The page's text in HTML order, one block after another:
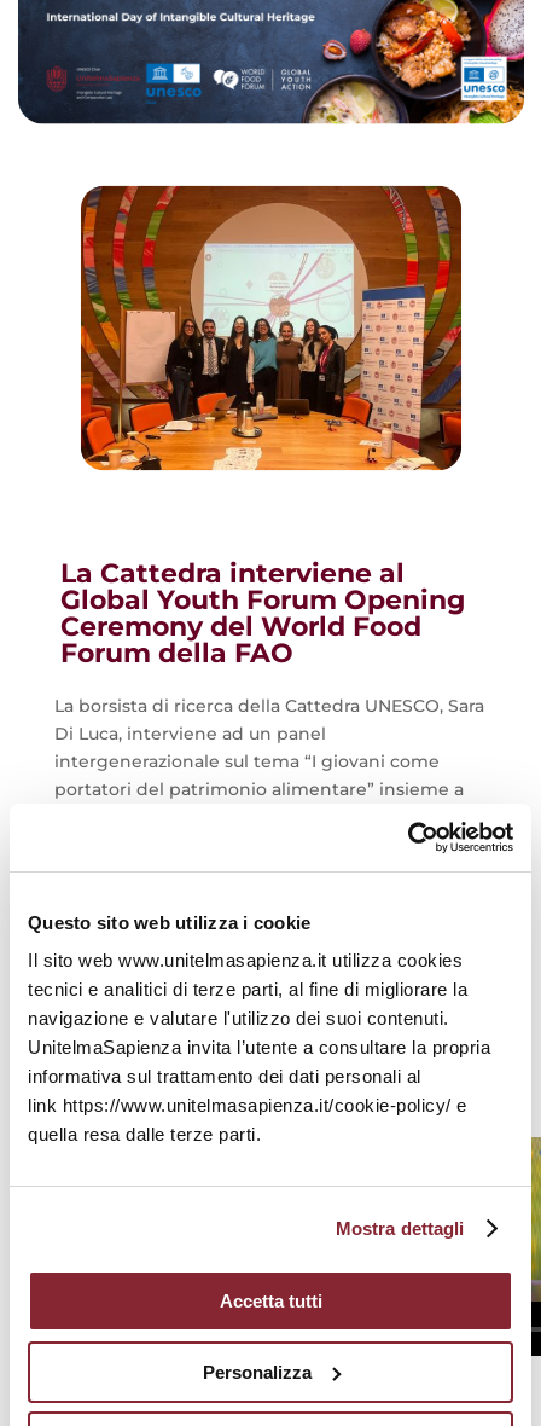
Questo sito web utilizza i cookie
Il sito web www.unitelmasapienza.it utilizza cookies
tecnici e analitici di terze parti, al fine di migliorare la
navigazione e valutare l'utilizzo dei suoi contenuti.
UnitelmaSapienza invita l’utente a consultare la propria
informativa sul trattamento dei dati personali al
link https://www.unitelmasapienza.it/cookie-policy/ e
quella resa dalle terze parti.
Mostra dettagli
Accetta tutti
Personalizza
La Cattedra interviene al
Global Youth Forum Opening
Ceremony del World Food
Forum della FAO
La borsista di ricerca della Cattedra UNESCO, Sara
Di Luca, interviene ad un panel
intergenerazionale sul tema “I giovani come
portatori del patrimonio alimentare” insieme a
Lesego Chombo, Ministra della Gioventù e delle
Questioni di Genere della Repubblica del
Botswana; Víctor Julio Carvajal Porras, Ministro
Lynonah Tausa, giovane voce dal Pacifico e
membro del Youth Policy Board del WFF; con la
moderazione di Aruna Gujral, Direttore Generale
dell’ICCROM.